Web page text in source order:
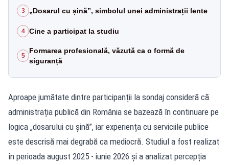
3 „Dosarul cu șină”, simbolul unei administrații lente
4 Cine a participat la studiu
5
Formarea profesională, văzută ca o formă de
siguranță
Aproape jumătate dintre participanții la sondaj consideră că
administrația publică din România se bazează în continuare pe
logica „dosarului cu șină”, iar experiența cu serviciile publice
este descrisă mai degrabă ca mediocră. Studiul a fost realizat
în perioada august 2025 - iunie 2026 și a analizat percepția